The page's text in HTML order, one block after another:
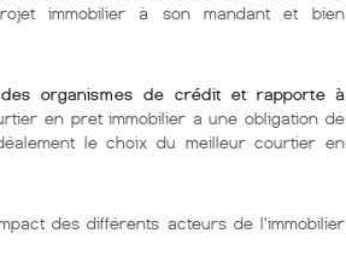
immobilier à son mandant et bien
organismes de crédit et rapporte à
en pret immobilier a une obligation de
le choix du meilleur courtier en
des différents acteurs de l'immobilier